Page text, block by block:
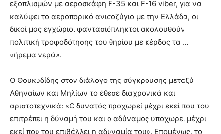
εξοπλισμών με αεροσκάφη F-35 και F-16 viber, για να
καλύψει το αεροπορικό ανισοζύγιο με την Ελλάδα, οι
δικοί μας εγχώριοι φαντασιόπληκτοι ακολουθούν
πολιτική τροφοδότησης του θηρίου με κέρδος τα …
«ήρεμα νερά».
Ο Θουκυδίδης στον διάλογο της σύγκρουσης μεταξύ
Αθηναίων και Μηλίων το έθεσε διαχρονικά και
αριστοτεχνικά: «Ο δυνατός προχωρεί μέχρι εκεί που του
επιτρέπει η δύναμή του και ο αδύναμος υποχωρεί μέχρι
εκεί που του επιβάλλει η αδυναμία του». Επομένως, το